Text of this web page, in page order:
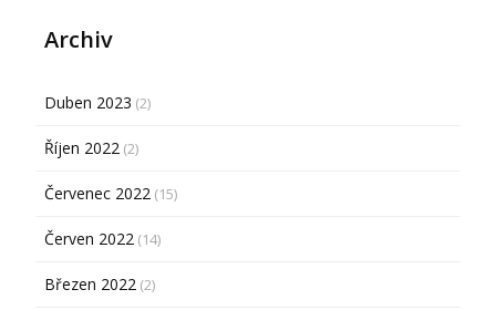
Archiv
Duben 2023 (2)
Říjen 2022 (2)
Červenec 2022 (15)
Červen 2022 (14)
Březen 2022 (2)